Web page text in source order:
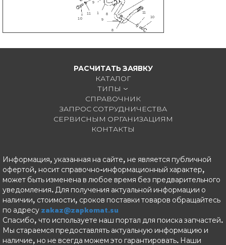
1 8
8
9
9
10 10
11 11
РАСЧИТАТЬ ЗАЯВКУ
КАТАЛОГ
ТИПЫ
СПРАВОЧНИК
ЗАПРОС СОТРУДНИЧЕСТВА
СЕРВИСНЫМ ОРГАНИЗАЦИЯМ
КОНТАКТЫ
Информация, указанная на сайте, не является публичной
офертой, носит справочно-информационный характер,
может быть изменена в любое время без предварительного
уведомления. Для получения актуальной информации о
наличии, стоимости, сроков поставки товаров обращайтесь
по адресу zakaz@zapkomat.su
Спасибо, что используете наш портал для поиска запчастей.
Мы стараемся предоставлять актуальную информацию и
наличие, но не всегда можем это гарантировать. Наши